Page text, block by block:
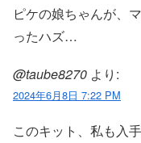
ピケの娘ちゃんが、
ったハズ…
@taube8270 より:
2024年6月8日 7:22 PM
このキット、私も入